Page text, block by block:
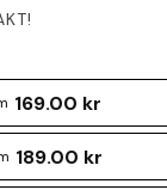
169.00 kr
189.00 kr